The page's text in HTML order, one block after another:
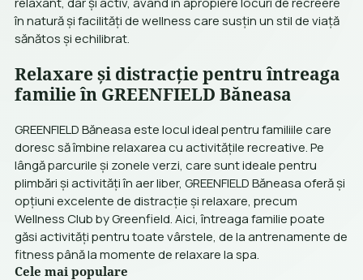
în natură și facilități de wellness care susțin un stil de viață
sănătos și echilibrat.
Relaxare și distracție pentru întreaga
familie în GREENFIELD Băneasa
GREENFIELD Băneasa este locul ideal pentru familiile care
doresc să îmbine relaxarea cu activitățile recreative. Pe
lângă parcurile și zonele verzi, care sunt ideale pentru
plimbări și activități în aer liber, GREENFIELD Băneasa oferă și
opțiuni excelente de distracție și relaxare, precum
Wellness Club by Greenfield. Aici, întreaga familie poate
găsi activități pentru toate vârstele, de la antrenamente de
fitness până la momente de relaxare la spa.
Cele mai populare